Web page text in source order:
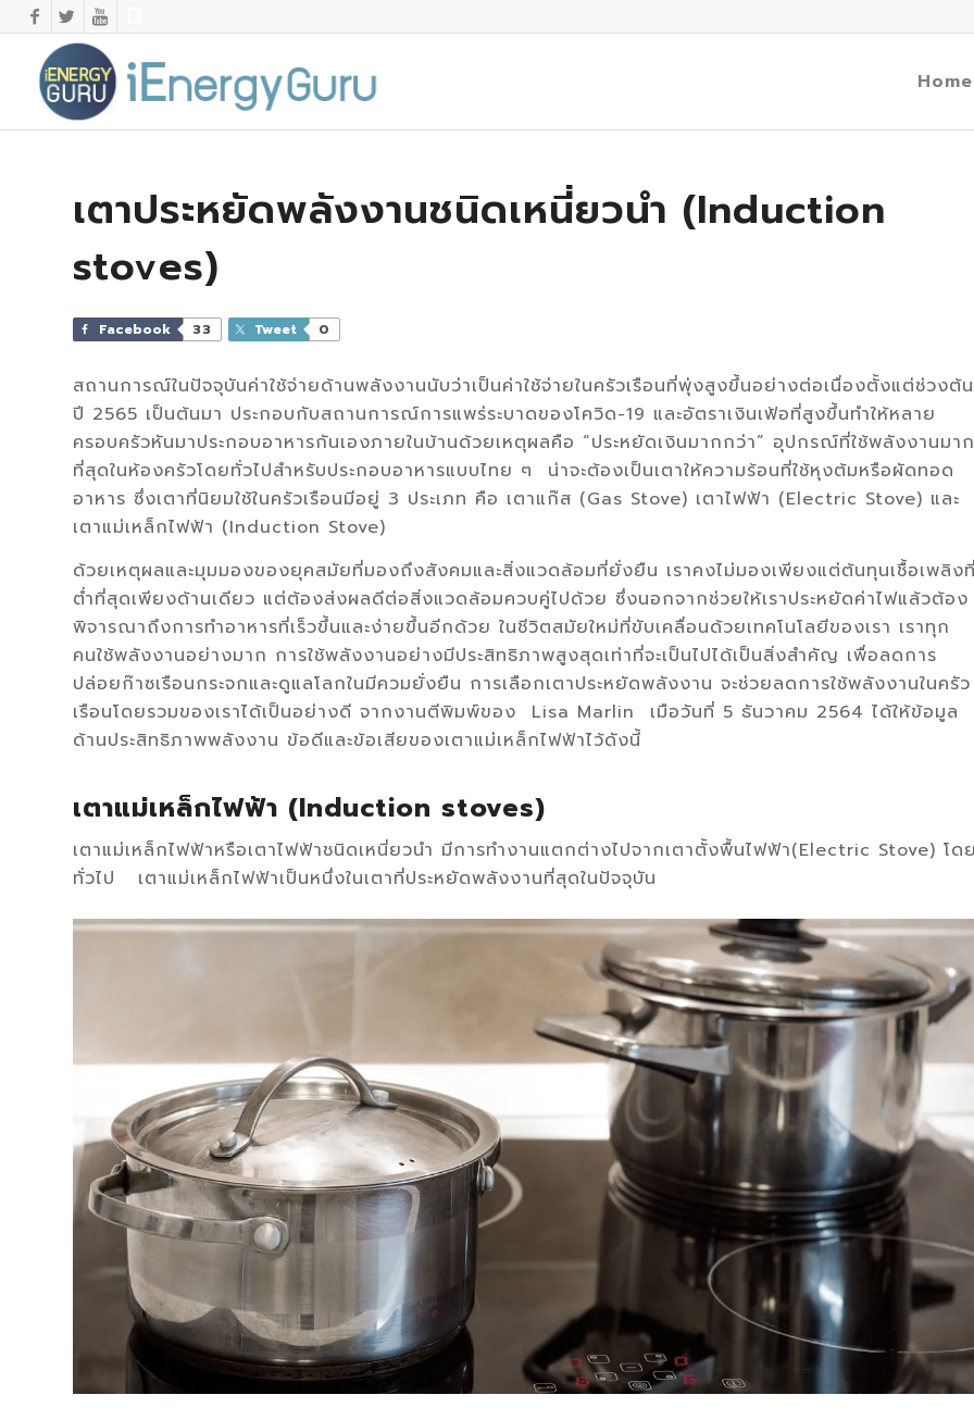
Home
เตาประหยัดพลังงานชนิดเหนี่ยวนำ (Induction
stoves)
Facebook 33 Tweet 0
สถานการณ์ในปัจจุบันค่าใช้จ่ายด้านพลังงานนับว่าเป็นค่าใช้จ่ายในครัวเรือนที่พุ่งสูงขึ้นอย่างต่อเนื่องตั้งแต่ช่วงต้น
ปี 2565 เป็นต้นมา ประกอบกับสถานการณ์การแพร่ระบาดของโควิด-19 และอัตราเงินเฟ้อที่สูงขึ้นทำให้หลาย
ครอบครัวหันมาประกอบอาหารกันเองภายในบ้านด้วยเหตุผลคือ “ประหยัดเงินมากกว่า” อุปกรณ์ที่ใช้พลังงานมาก
ที่สุดในห้องครัวโดยทั่วไปสำหรับประกอบอาหารแบบไทย ๆ น่าจะต้องเป็นเตาให้ความร้อนที่ใช้หุงต้มหรือผัดทอด
อาหาร ซึ่งเตาที่นิยมใช้ในครัวเรือนมีอยู่ 3 ประเภท คือ เตาแก๊ส (Gas Stove) เตาไฟฟ้า (Electric Stove) และ
เตาแม่เหล็กไฟฟ้า (Induction Stove)
ด้วยเหตุผลและมุมมองของยุคสมัยที่มองถึงสังคมและสิ่งแวดล้อมที่ยั่งยืน เราคงไม่มองเพียงแต่ต้นทุนเชื้อเพลิง
ต่ำที่สุดเพียงด้านเดียว แต่ต้องส่งผลดีต่อสิ่งแวดล้อมควบคู่ไปด้วย ซึ่งนอกจากช่วยให้เราประหยัดค่าไฟแล้วต้อง
พิจารณาถึงการทำอาหารที่เร็วขึ้นและง่ายขึ้นอีกด้วย ในชีวิตสมัยใหม่ที่ขับเคลื่อนด้วยเทคโนโลยีของเรา เราทุก
คนใช้พลังงานอย่างมาก การใช้พลังงานอย่างมีประสิทธิภาพสูงสุดเท่าที่จะเป็นไปได้เป็นสิ่งสำคัญ เพื่อลดการ
ปล่อยก๊าซเรือนกระจกและดูแลโลกในมีควมยั่งยืน การเลือกเตาประหยัดพลังงาน จะช่วยลดการใช้พลังงานในครัว
เรือนโดยรวมของเราได้เป็นอย่างดี จากงานตีพิมพ์ของ Lisa Marlin เมือวันที่ 5 ธันวาคม 2564 ได้ให้ข้อมูล
ด้านประสิทธิภาพพลังงาน ข้อดีและข้อเสียของเตาแม่เหล็กไฟฟ้าไว้ดังนี้
เตาแม่เหล็กไฟฟ้า (Induction stoves)
เตาแม่เหล็กไฟฟ้าหรือเตาไฟฟ้าชนิดเหนี่ยวนำ มีการทำงานแตกต่างไปจากเตาตั้งพื้นไฟฟ้า(Electric Stove) โด
ทั่วไป เตาแม่เหล็กไฟฟ้าเป็นหนึ่งในเตาที่ประหยัดพลังงานที่สุดในปัจจุบัน